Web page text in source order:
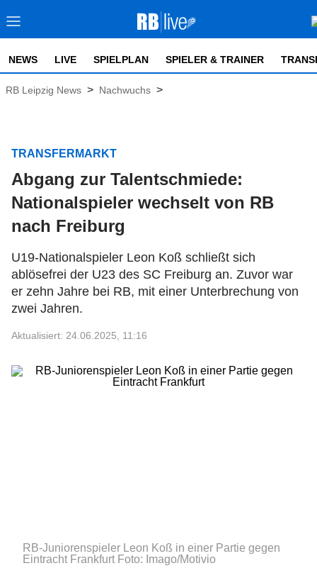
NEWS LIVE SPIELPLAN SPIELER & TRAINER
RB Leipzig News > Nachwuchs >
TRANSFERMARKT
Abgang zur Talentschmiede:
Nationalspieler wechselt von RB
nach Freiburg
U19-Nationalspieler Leon Koß schließt sich
ablösefrei der U23 des SC Freiburg an. Zuvor war
er zehn Jahre bei RB, mit einer Unterbrechung von
zwei Jahren.
Aktualisiert: 24.06.2025, 11:16
RB-Juniorenspieler Leon Koß in einer Partie gegen
Eintracht Frankfurt Foto: Imago/Motivio